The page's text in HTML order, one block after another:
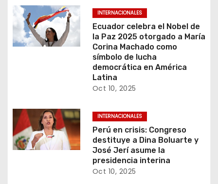
a
d
INTERNACIONALES
Ecuador celebra el Nobel de
la Paz 2025 otorgado a María
Corina Machado como
símbolo de lucha
democrática en América
Latina
Oct 10, 2025
INTERNACIONALES
Perú en crisis: Congreso
destituye a Dina Boluarte y
José Jerí asume la
presidencia interina
Oct 10, 2025